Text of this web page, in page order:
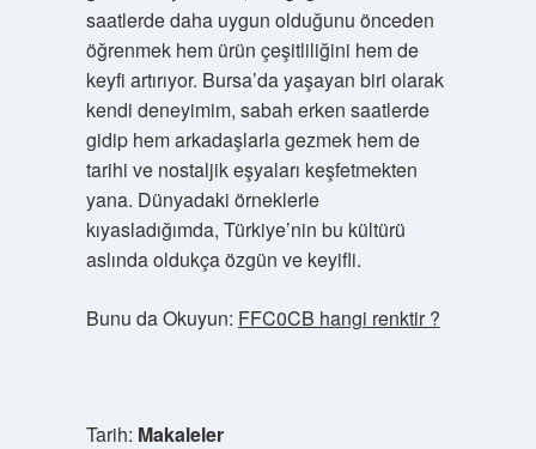
saatlerde daha uygun olduğunu önceden
öğrenmek hem ürün çeşitliliğini hem de
keyfi artırıyor. Bursa’da yaşayan biri olarak
kendi deneyimim, sabah erken saatlerde
gidip hem arkadaşlarla gezmek hem de
tarihi ve nostaljik eşyaları keşfetmekten
yana. Dünyadaki örneklerle
kıyasladığımda, Türkiye’nin bu kültürü
aslında oldukça özgün ve keyifli.
Bunu da Okuyun: FFC0CB hangi renktir ?
Tarih: Makaleler